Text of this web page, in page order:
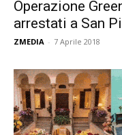
Operazione
arrestati a San
ZMEDIA - 7 Aprile 2018